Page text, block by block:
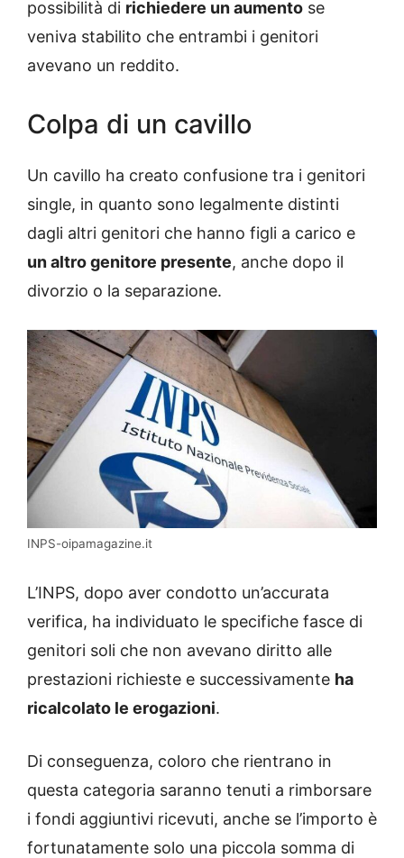
possibilità di richiedere un aumento se
veniva stabilito che entrambi i genitori
avevano un reddito.
Colpa di un cavillo
Un cavillo ha creato confusione tra i genitori
single, in quanto sono legalmente distinti
dagli altri genitori che hanno figli a carico e
un altro genitore presente, anche dopo il
divorzio o la separazione.
INPS-oipamagazine.it
L’INPS, dopo aver condotto un’accurata
verifica, ha individuato le specifiche fasce di
genitori soli che non avevano diritto alle
prestazioni richieste e successivamente ha
ricalcolato le erogazioni.
Di conseguenza, coloro che rientrano in
questa categoria saranno tenuti a rimborsare
i fondi aggiuntivi ricevuti, anche se l’importo è
fortunatamente solo una piccola somma di